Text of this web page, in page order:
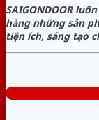
SAIGONDOOR
hàng những sản
tiện ích, sáng tạo